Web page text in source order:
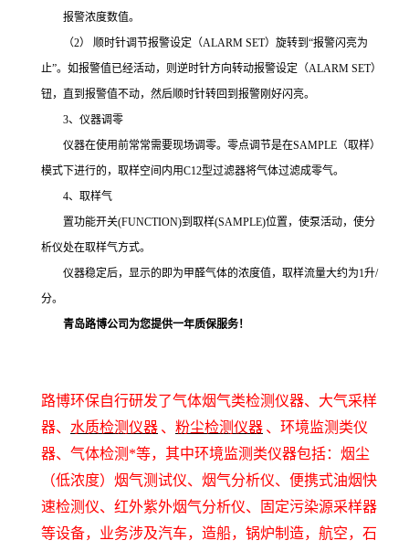
报警浓度数值。
（2） 顺时针调节报警设定（ALARM SET）旋转到“报警闪亮为
止”。如报警值已经活动，则逆时针方向转动报警设定（ALARM SET）
钮，直到报警值不动，然后顺时针转回到报警刚好闪亮。
3、仪器调零
仪器在使用前常常需要现场调零。零点调节是在SAMPLE（取样）
模式下进行的，取样空间内用C12型过滤器将气体过滤成零气。
4、取样气
置功能开关(FUNCTION)到取样(SAMPLE)位置，使泵活动，使分
析仪处在取样气方式。
仪器稳定后，显示的即为甲醛气体的浓度值，取样流量大约为1升/
分。
青岛路博公司为您提供一年质保服务！
路博环保自行研发了气体烟气类检测仪器、大气采样
器、 水质检测仪器 、 粉尘检测仪器 、环境监测类仪
器、气体检测*等，其中环境监测类仪器包括：烟尘
（低浓度）烟气测试仪、烟气分析仪、便携式油烟快
速检测仪、红外紫外烟气分析仪、固定污染源采样器
等设备，业务涉及汽车，造船，锅炉制造，航空，石